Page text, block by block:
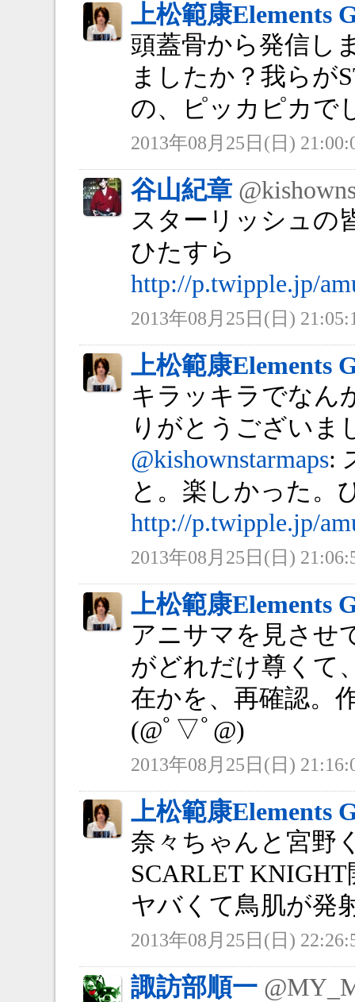
上松範康Elements
頭蓋骨から発信し
ましたか？我らが
の、ピッカピカ
2013年08月25日(日)
谷山紀章
スターリッシュの
ひたすら
http://p.twipple.jp/
2013年08月25日(日)
上松範康Elements
キラッキラでなん
りがとうございま
@kishownstarmaps:
と。楽しかった。
http://p.twipple.jp/
2013年08月25日(日)
上松範康Elements
アニサマを見させ
がどれだけ尊くて
在かを、再確認。
(@ﾟ▽ﾟ@)
2013年08月25日(日)
上松範康Elements
奈々ちゃんと宮野
SCARLET
ヤバくて鳥肌が発
2013年08月25日(日)
諏訪部順一